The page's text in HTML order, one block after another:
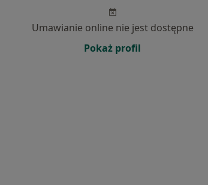
Umawianie online nie jest dostępne
Pokaż profil